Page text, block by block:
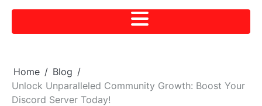
Home
Blog
Unlock Unparalleled Community Growth: Boost Your
Discord Server Today!